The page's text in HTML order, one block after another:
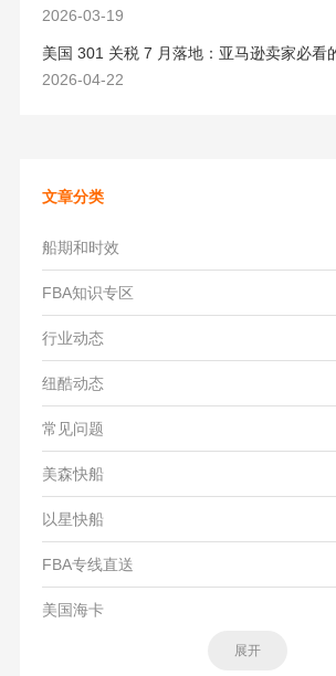
2026-03-19
2026-04-22
文章分类
船期和时效
FBA知识专区
行业动态
纽酷动态
常见问题
美森快船
以星快船
FBA专线直送
美国海卡
展开